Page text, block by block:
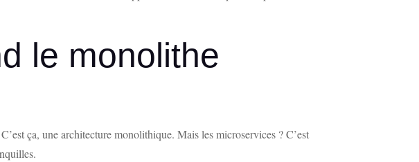
le monolithe
ça, une architecture monolithique. Mais les microservices ? C’est